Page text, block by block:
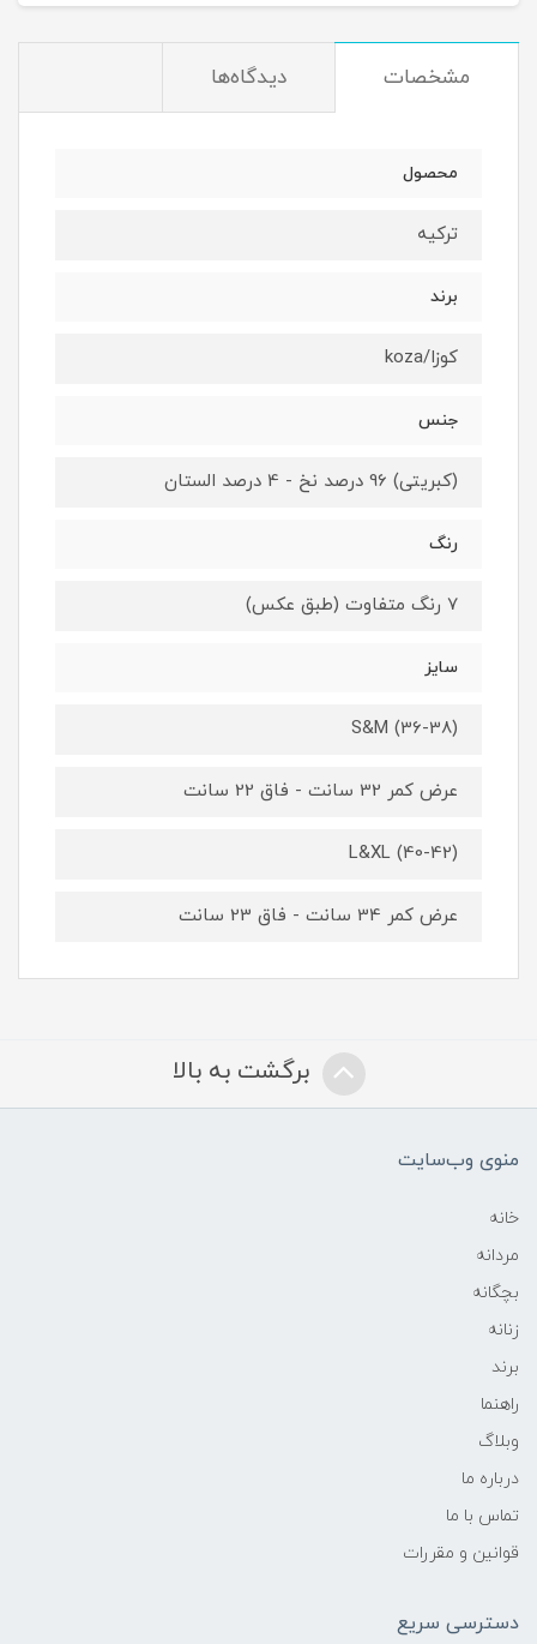
مشخصات دیدگاه‌ها
محصول
ترکیه
برند
کوزا/koza
جنس
(کبریتی) 96 درصد نخ - 4 درصد الستان
رنگ
7 رنگ متفاوت (طبق عکس)
سایز
S&M (36-38)
عرض کمر 32 سانت - فاق 22 سانت
L&XL (40-42)
عرض کمر 34 سانت - فاق 23 سانت
برگشت به بالا
منوی وب‌سایت
خانه
مردانه
بچگانه
زنانه
برند
راهنما
وبلاگ
درباره ما
تماس با ما
قوانین و مقررات
دسترسی سریع